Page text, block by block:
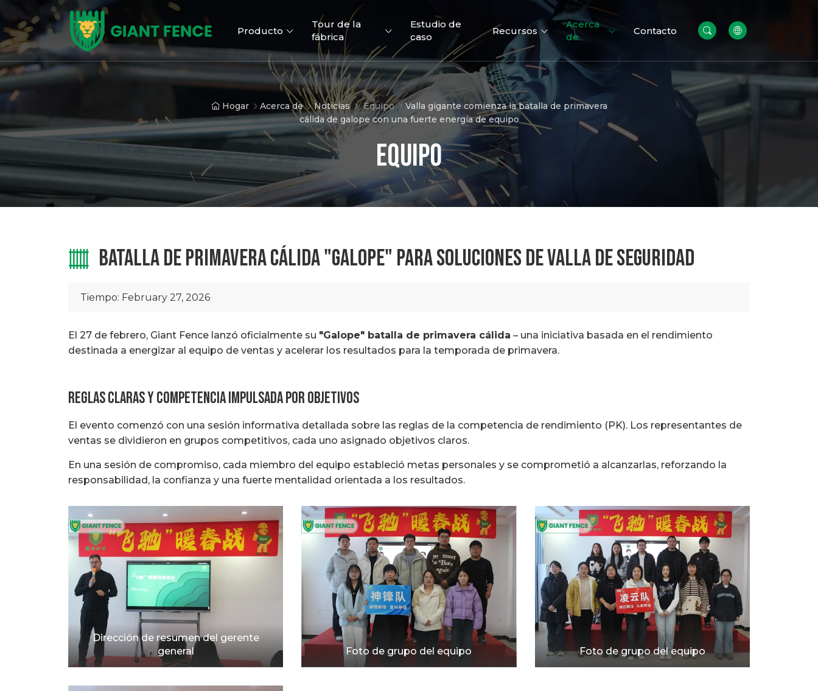
Producto
Valla 3D 2D vallas Puertas de valla
Tour de la
fábrica
Estudio de
caso
Recursos
Acerca
de
Contacto
Hogar Acerca de Noticias Equipo
Valla gigante comienza la batalla de primavera
cálida de galope con una fuerte energía de equipo
Equipo
BATALLA DE PRIMAVERA CÁLIDA "GALOPE" PARA SOLUCIONES DE VALLA DE SEGURIDAD
Tiempo: February 27, 2026
El 27 de febrero, Giant Fence lanzó oficialmente su "Galope" batalla de primavera cálida – una iniciativa basada en el rendimiento
destinada a energizar al equipo de ventas y acelerar los resultados para la temporada de primavera.
Reglas claras y competencia impulsada por objetivos
El evento comenzó con una sesión informativa detallada sobre las reglas de la competencia de rendimiento (PK). Los representantes de
ventas se dividieron en grupos competitivos, cada uno asignado objetivos claros.
En una sesión de compromiso, cada miembro del equipo estableció metas personales y se comprometió a alcanzarlas, reforzando la
responsabilidad, la confianza y una fuerte mentalidad orientada a los resultados.
Dirección de resumen del gerente
general
Foto de grupo del equipo Foto de grupo del equipo